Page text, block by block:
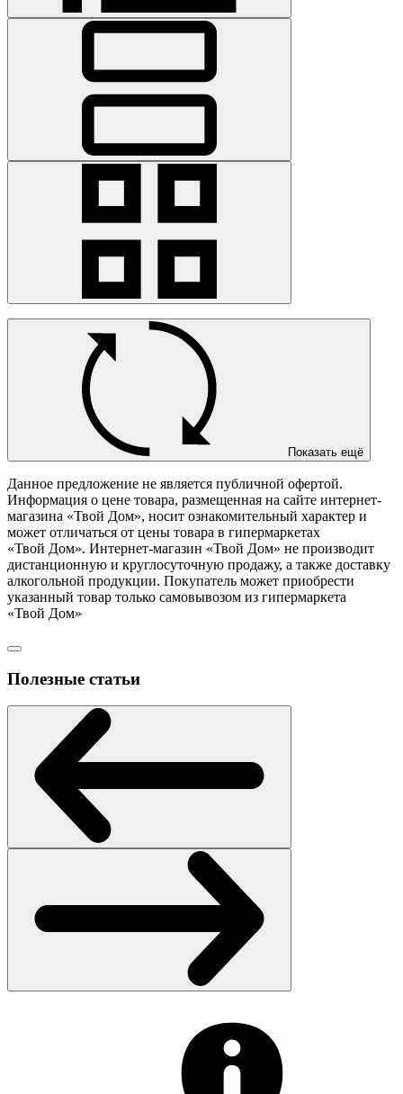
Показать ещё
Данное предложение не является публичной офертой.
Информация о цене товара, размещенная на сайте интернет-
магазина «Твой Дом», носит ознакомительный характер и
может отличаться от цены товара в гипермаркетах
«Твой Дом». Интернет-магазин «Твой Дом» не производит
дистанционную и круглосуточную продажу, а также доставку
алкогольной продукции. Покупатель может приобрести
указанный товар только самовывозом из гипермаркета
«Твой Дом»
Полезные статьи